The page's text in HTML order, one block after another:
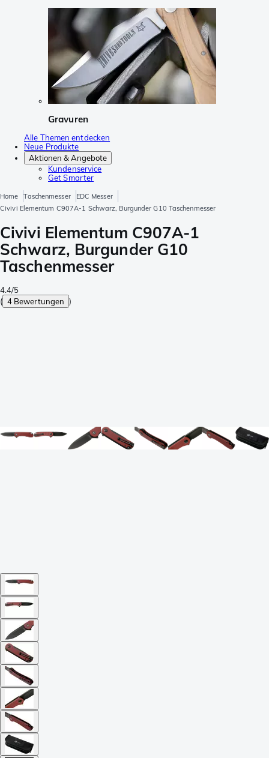
Gravuren
Alle Themen entdecken
Neue Produkte
Aktionen & Angebote
Kundenservice
Get Smarter
Home Taschenmesser
EDC Messer
Civivi Elementum C907A-1 Schwarz, Burgunder G10 Taschenmesser
Civivi Elementum C907A-1
Schwarz, Burgunder G10
Taschenmesser
4.4/5
( 4 Bewertungen )